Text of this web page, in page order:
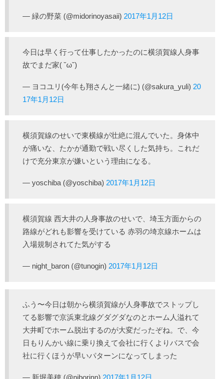
— 緑の野菜 (@midorinoyasaii) 2017年1月12日
今日は早く行って仕事したかったのに横須賀線人身事
故でまだ家( ˘ω˘)
— ヨコユリ(今年も翔さんと一緒に) (@sakura_yuli) 20
17年1月12日
横須賀線のせいで東横線が壮絶に混んでいた。身体中
が痛いな、たかが通勤で戦い尽くした気持ち。これだ
けで充分東京が嫌いという理由になる。
— yoschiba (@yoschiba) 2017年1月12日
横須賀線 西大井の人身事故のせいで、埼玉方面からの
路線がどれも影響を受けている 赤羽の埼京線ホームは
入場規制されてた気がする
— night_baron (@tunogin) 2017年1月12日
ふう〜今日は朝から横須賀線が人身事故でストップし
てる影響で京浜東北線グダグダなのとホーム人溢れて
大井町でホーム脱出するのが大変だったぞね。で、今
日もりんかい線に乗り換えて会社に行くよりバスで会
社に行くほうが早いパターンになってしまった
— 新堀美穂 (@niborinn) 2017年1月12日